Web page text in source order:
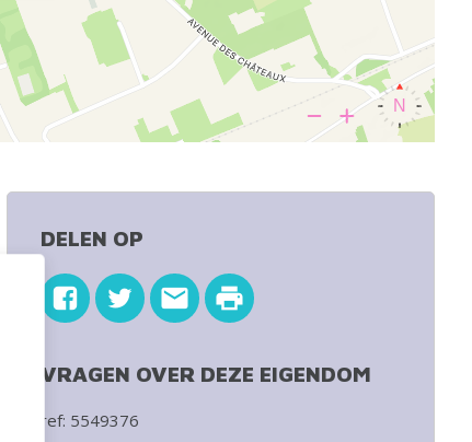
DELEN OP
VRAGEN OVER DEZE EIGENDOM
ref: 5549376